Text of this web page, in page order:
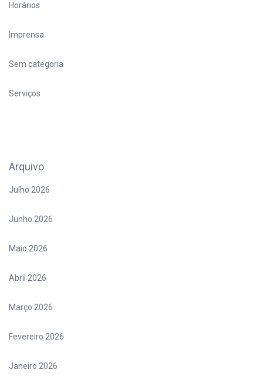
Horários
Imprensa
Sem categoria
Serviços
Arquivo
Julho 2026
Junho 2026
Maio 2026
Abril 2026
Março 2026
Fevereiro 2026
Janeiro 2026